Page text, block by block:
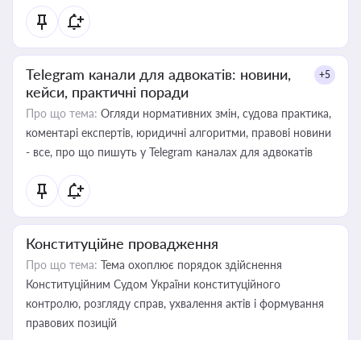
Telegram канали для адвокатів: новини,
кейси, практичні поради
+5
Про що тема: Огляди нормативних змін, судова практика,
коментарі експертів, юридичні алгоритми, правові новини
- все, про що пишуть у Telegram каналах для адвокатів
Конституційне провадження
Про що тема: Тема охоплює порядок здійснення
Конституційним Судом України конституційного
контролю, розгляду справ, ухвалення актів і формування
правових позицій